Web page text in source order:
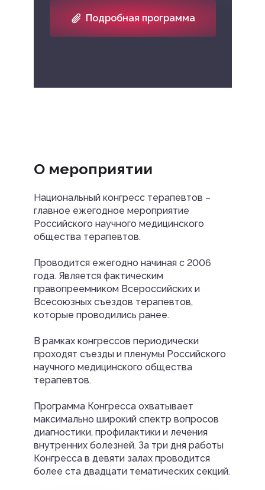
Подробная программа
О мероприятии
Национальный конгресс терапевтов –
главное ежегодное мероприятие
Российского научного медицинского
общества терапевтов.
Проводится ежегодно начиная с 2006
года. Является фактическим
правопреемником Всероссийских и
Всесоюзных съездов терапевтов,
которые проводились ранее.
В рамках конгрессов периодически
проходят съезды и пленумы Российского
научного медицинского общества
терапевтов.
Программа Конгресса охватывает
максимально широкий спектр вопросов
диагностики, профилактики и лечения
внутренних болезней. За три дня работы
Конгресса в девяти залах проводится
более ста двадцати тематических секций.